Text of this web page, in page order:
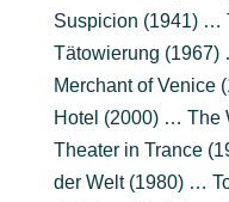
Suspicion (1941) …
Tätowierung
Merchant of
Hotel (2000) … The
Theater in Trance
der Welt (1980) …